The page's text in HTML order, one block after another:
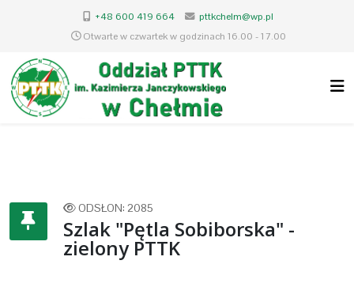
+48 600 419 664
pttkchelm@wp.pl
Otwarte w czwartek w godzinach 16.00 - 17.00
ODSŁON: 2085
Szlak "Pętla Sobiborska" -
zielony PTTK